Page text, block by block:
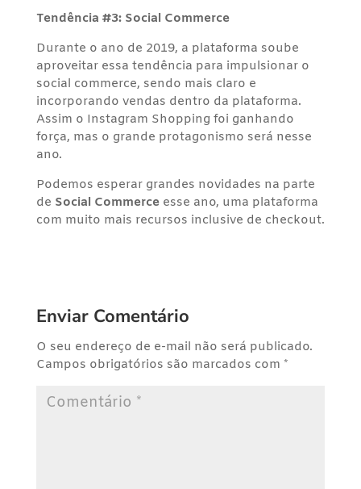
Tendência #3: Social Commerce
Durante o ano de 2019, a plataforma soube
aproveitar essa tendência para impulsionar o
social commerce, sendo mais claro e
incorporando vendas dentro da plataforma.
Assim o Instagram Shopping foi ganhando
força, mas o grande protagonismo será nesse
ano.
Podemos esperar grandes novidades na parte
de Social Commerceesse ano, uma plataforma
com muito mais recursos inclusive de checkout.
Enviar Comentário
O seu endereço de e-mail não será publicado.
Campos obrigatórios são marcados com *